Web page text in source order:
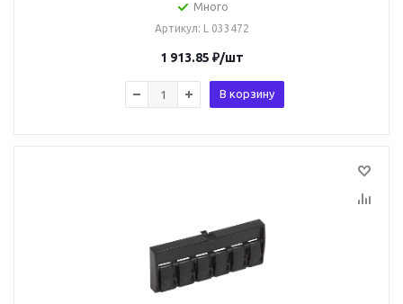
Много
Артикул: L 033472
1 913.85 ₽/шт
В корзину